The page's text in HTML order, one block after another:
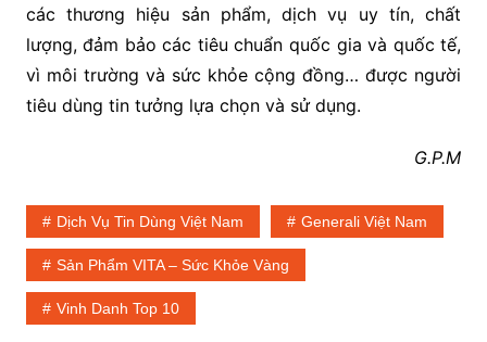
các thương hiệu sản phẩm, dịch vụ uy tín, chất
lượng, đảm bảo các tiêu chuẩn quốc gia và quốc tế,
vì môi trường và sức khỏe cộng đồng… được người
tiêu dùng tin tưởng lựa chọn và sử dụng.
G.P.M
Dịch Vụ Tin Dùng Việt Nam Generali Việt Nam
Sản Phẩm VITA – Sức Khỏe Vàng
Vinh Danh Top 10